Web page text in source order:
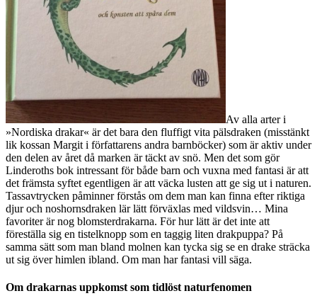
Av alla arter i
»Nordiska drakar« är det bara den fluffigt vita pälsdraken (misstänkt
lik kossan Margit i författarens andra barnböcker) som är aktiv under
den delen av året då marken är täckt av snö. Men det som gör
Linderoths bok intressant för både barn och vuxna med fantasi är att
det främsta syftet egentligen är att väcka lusten att ge sig ut i naturen.
Tassavtrycken påminner förstås om dem man kan finna efter riktiga
djur och noshornsdraken lär lätt förväxlas med vildsvin… Mina
favoriter är nog blomsterdrakarna. För hur lätt är det inte att
föreställa sig en tistelknopp som en taggig liten drakpuppa? På
samma sätt som man bland molnen kan tycka sig se en drake sträcka
ut sig över himlen ibland. Om man har fantasi vill säga.
Om drakarnas uppkomst som tidlöst naturfenomen